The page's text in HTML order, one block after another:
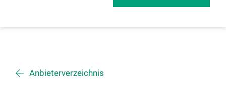
Anbieterverzeichnis